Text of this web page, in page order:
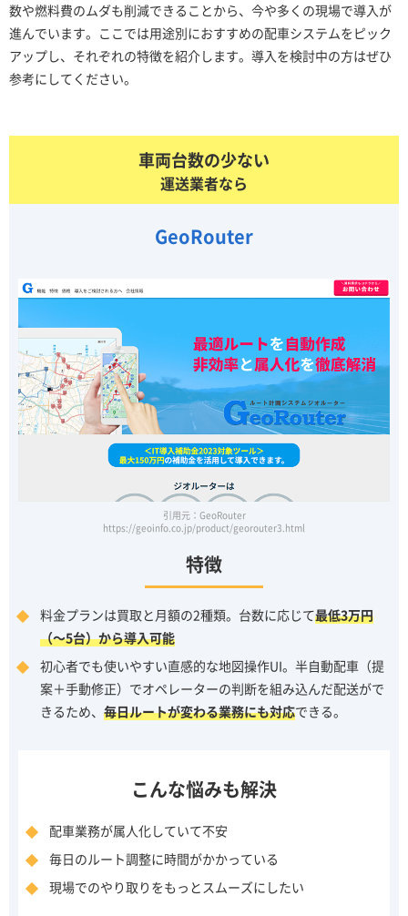
数や燃料費のムダも削減できることから、今や多くの現場で導入が
進んでいます。ここでは用途別におすすめの配車システムをピック
アップし、それぞれの特徴を紹介します。導入を検討中の方はぜひ
参考にしてください。
車両台数の少ない
運送業者なら
GeoRouter
引用元：GeoRouter
https://geoinfo.co.jp/product/georouter3.html
特徴
料金プランは買取と月額の2種類。台数に応じて最低3万円
（～5台）から導入可能
初心者でも使いやすい直感的な地図操作UI。半自動配車（提
案＋手動修正）でオペレーターの判断を組み込んだ配送がで
きるため、 毎日ルートが変わる業務にも対応できる。
こんな悩みも解決
配車業務が属人化していて不安
毎日のルート調整に時間がかかっている
現場でのやり取りをもっとスムーズにしたい